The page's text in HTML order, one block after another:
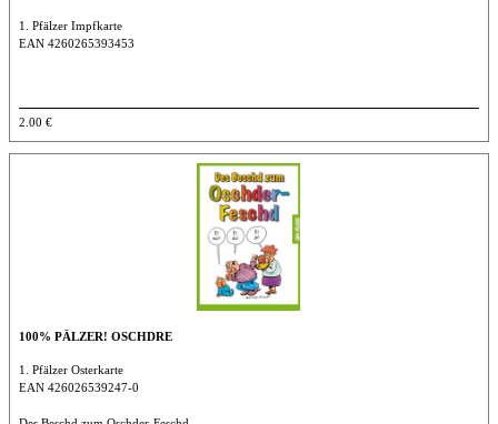
1. Pfälzer Impfkarte
EAN 4260265393453
2.00 €
100% PÄLZER! OSCHDRE
1. Pfälzer Osterkarte
EAN 426026539247-0